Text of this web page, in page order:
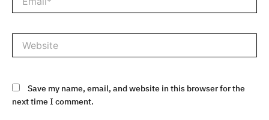
Save my name, email, and website in this browser for the
next time I comment.